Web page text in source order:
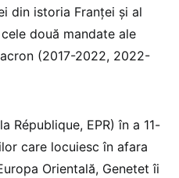
din istoria Franței și al
două mandate ale
(2017-2022, 2022-
République, EPR) în a 11-
care locuiesc în afara
Orientală, Genetet îi